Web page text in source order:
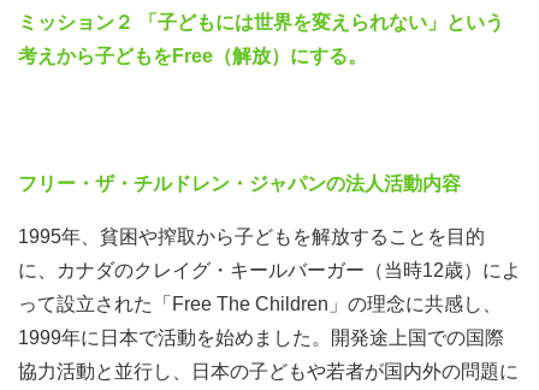
※11-19時を予定 (変更の可能性あり）
STEP 4 実践
8月16日（土）-21日（木） テイク・アクション・キャン
プ本番
※参加者は17日-20日まで。16日-17日午前、20日午後-21
日はスタッフのみ。
ミッション２ 「子どもには世界を変えられない」という
考えから子どもをFree（解放）にする。
フリー・ザ・チルドレン・ジャパンの法人活動内容
1995年、貧困や搾取から子どもを解放することを目的
に、カナダのクレイグ・キールバーガー（当時12歳）によ
って設立された「Free The Children」の理念に共感し、
1999年に日本で活動を始めました。開発途上国での国際
協力活動と並行し、日本の子どもや若者が国内外の問題に